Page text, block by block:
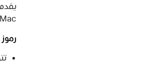
Mac الخاص بك.